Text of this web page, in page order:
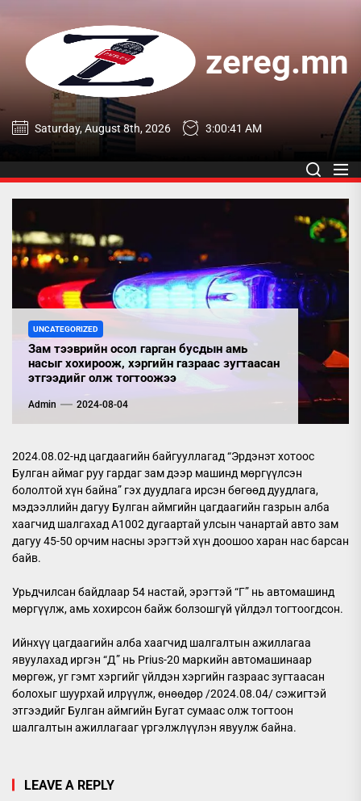
content
zereg.mn
zereg.mn
Saturday, August 8th, 2026 3:00:41 AM
UNCATEGORIZED
Зам тээврийн осол гарган бусдын амь
насыг хохироож, хэргийн газраас зугтаасан
этгээдийг олж тогтоожээ
Admin 2024-08-04
2024.08.02-нд цагдаагийн байгууллагад “Эрдэнэт хотоос
Булган аймаг руу гардаг зам дээр машинд мөргүүлсэн
бололтой хүн байна” гэх дуудлага ирсэн бөгөөд дуудлага,
мэдээллийн дагуу Булган аймгийн цагдаагийн газрын алба
хаагчид шалгахад А1002 дугаартай улсын чанартай авто зам
дагуу 45-50 орчим насны эрэгтэй хүн доошоо харан нас барсан
байв.
Урьдчилсан байдлаар 54 настай, эрэгтэй “Г” нь автомашинд
мөргүүлж, амь хохирсон байж болзошгүй үйлдэл тогтоогдсон.
Ийнхүү цагдаагийн алба хаагчид шалгалтын ажиллагаа
явуулахад иргэн “Д” нь Prius-20 маркийн автомашинаар
мөргөж, уг гэмт хэргийг үйлдэн хэргийн газраас зугтаасан
болохыг шуурхай илрүүлж, өнөөдөр /2024.08.04/ сэжигтэй
этгээдийг Булган аймгийн Бугат сумаас олж тогтоон
шалгалтын ажиллагааг үргэлжлүүлэн явуулж байна.
LEAVE A REPLY